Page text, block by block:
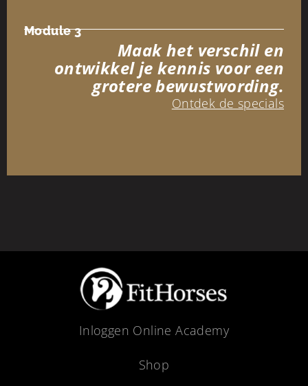
Module 3
Maak het verschil en
ontwikkel je kennis voor een
grotere bewustwording.
Ontdek de specials
Inloggen Online Academy
Shop